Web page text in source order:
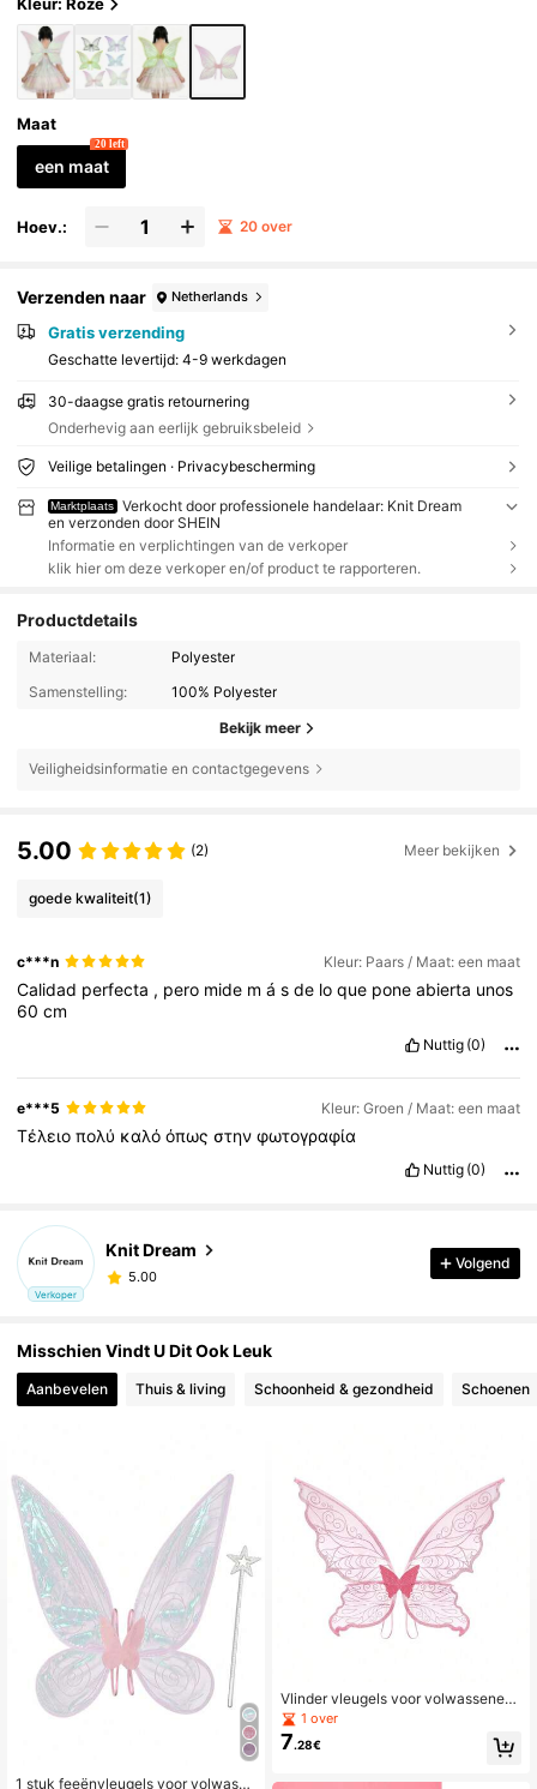
Kleur: Roze
Maat
een maat
20 left
Hoev.: 20 over
Verzenden naar Netherlands
Gratis verzending
Geschatte levertijd: 4-9 werkdagen
30-daagse gratis retournering
Onderhevig aan eerlijk gebruiksbeleid
Veilige betalingen · Privacybescherming
Marktplaats
Verkocht door professionele handelaar: Knit Dream
en verzonden door SHEIN
Informatie en verplichtingen van de verkoper
klik hier om deze verkoper en/of product te rapporteren.
Productdetails
Materiaal:
Polyester
Samenstelling:
100% Polyester
Bekijk meer
Veiligheidsinformatie en contactgegevens
5.00 (2) Meer bekijken
goede kwaliteit(1)
c***n Kleur: Paars / Maat: een maat
Calidad perfecta , pero mide másde loque poneabierta unos
60cm
Nuttig (0)
e***5 Kleur: Groen / Maat: een maat
Τέλειοπολύ καλόόπωςστηνφωτογραφία
Nuttig (0)
Verkoper
Knit Dream
5.00
Volgend
Misschien Vindt U Dit Ook Leuk
Aanbevelen Thuis & living Schoonheid & gezondheid Schoenen
1 stuk feeënvleugels voor volwasse
Vlinder vleugels voor volwassenen,
rekwisieten voor optredens, feeënvl
eugels voor kerstshows, nieuwe sto
f
1 over
7.28€